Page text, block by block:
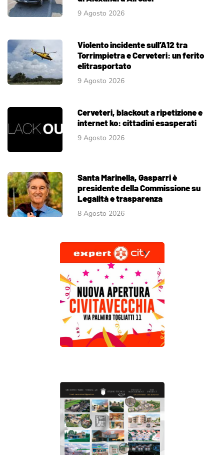
9 Agosto 2026
Violento incidente sull’A12 tra
Torrimpietra e Cerveteri: un ferito
elitrasportato
9 Agosto 2026
Cerveteri, blackout a ripetizione e
internet ko: cittadini esasperati
9 Agosto 2026
Santa Marinella, Gasparri è
presidente della Commissione su
Legalità e trasparenza
8 Agosto 2026